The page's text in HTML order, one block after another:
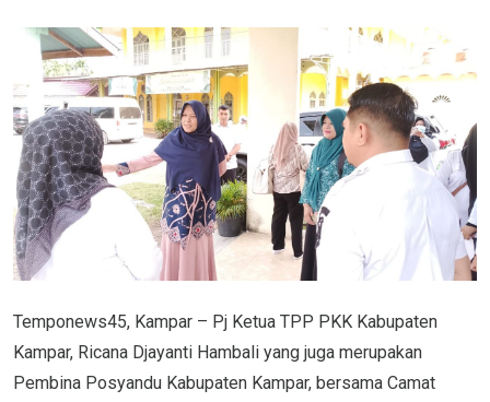
Email
Temponews45, Kampar – Pj Ketua TPP PKK Kabupaten
Kampar, Ricana Djayanti Hambali yang juga merupakan
Pembina Posyandu Kabupaten Kampar, bersama Camat